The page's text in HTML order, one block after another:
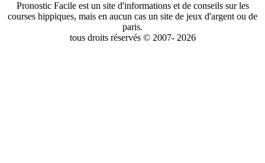
Pronostic Facile est un site d'informations et de conseils sur les
courses hippiques, mais en aucun cas un site de jeux d'argent ou de
paris.
tous droits réservés © 2007- 2026